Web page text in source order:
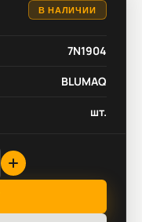
В НАЛИЧИИ
7N1904
BLUMAQ
шт.